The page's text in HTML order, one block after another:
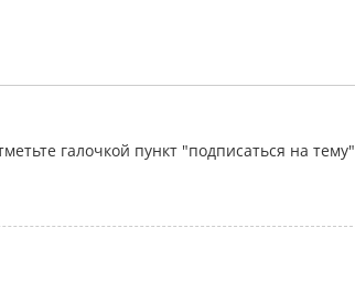
галочкой пункт "подписаться на тему"